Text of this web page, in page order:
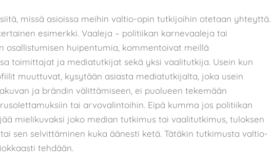
missä asioissa meihin valtio-opin tutkijoihin otetaan yhteyttä.
esimerkki. Vaaleja – politiikan karnevaaleja tai
osallistumisen huipentumia, kommentoivat meillä
toimittajat ja mediatutkijat sekä yksi vaalitutkija. Usein kun
muuttuvat, kysytään asiasta mediatutkijalta, joka usein
ja brändin välittämiseen, ei puolueen tekemään
tai arvovalintoihin. Eipä kumma jos politiikan
mielikuvaksi joko median tutkimus tai vaalitutkimus, tuloksen
sen selvittäminen kuka äänesti ketä. Tätäkin tutkimusta valtio-
tehdään.